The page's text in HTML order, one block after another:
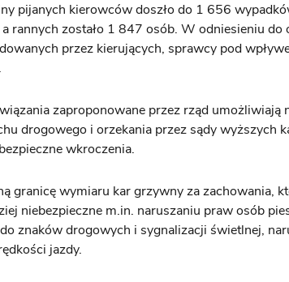
pijanych kierowców doszło do 1 656
rannych zostało 1 847 osób. W odniesieniu do
przez kierujących, sprawcy pod
zaproponowane przez rząd umożliwiają
drogowego i orzekania przez sądy wyższych
wkroczenia.
granicę wymiaru kar grzywny za zachowania,
niebezpieczne m.in. naruszaniu praw osób
znaków drogowych i sygnalizacji świetlnej,
jazdy.